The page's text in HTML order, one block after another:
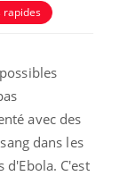
rapides
avec des
dans les
d'Ebola. C'est